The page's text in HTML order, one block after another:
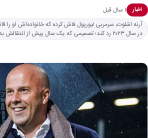
اخبار
۱ سال قبل
آرنه اشلوت، سرمربی لیورپول فاش کرده که خانواده‌اش او را
در سال ۲۰۲۳ رد کند؛ تصمیمی که یک سال پیش از انتقالش به آنفیلد گرفته شد